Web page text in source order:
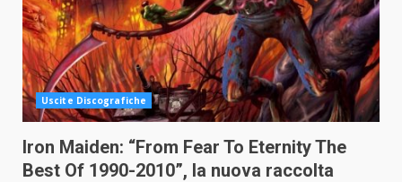
Uscite Discografiche
Iron Maiden: “From Fear To Eternity The
Best Of 1990-2010”, la nuova raccolta